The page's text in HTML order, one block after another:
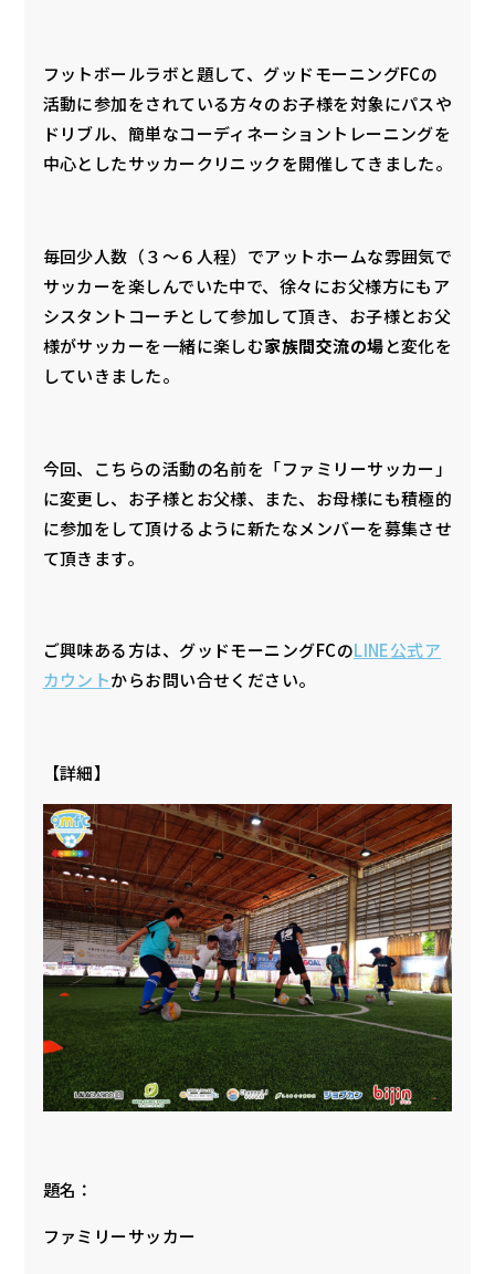
フットボールラボと題して、グッドモーニングFCの
活動に参加をされている方々のお子様を対象にパスや
ドリブル、簡単なコーディネーショントレーニングを
中心としたサッカークリニックを開催してきました。
毎回少人数（３〜６人程）でアットホームな雰囲気で
サッカーを楽しんでいた中で、徐々にお父様方にもア
シスタントコーチとして参加して頂き、お子様とお父
様がサッカーを一緒に楽しむ家族間交流の場と変化を
していきました。
今回、こちらの活動の名前を「ファミリーサッカー」
に変更し、お子様とお父様、また、お母様にも積極的
に参加をして頂けるように新たなメンバーを募集させ
て頂きます。
ご興味ある方は、グッドモーニングFCのLINE公式ア
カウントからお問い合せください。
【詳細】
題名：
ファミリーサッカー